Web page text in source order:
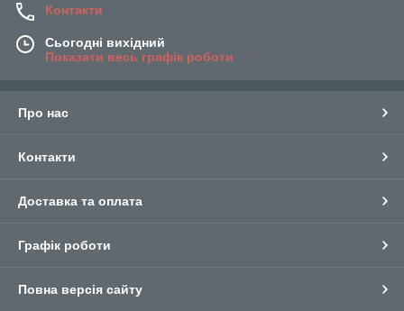
Контакти
Сьогодні вихідний
Показати весь графік роботи
Про нас
Контакти
Доставка та оплата
Графік роботи
Повна версія сайту